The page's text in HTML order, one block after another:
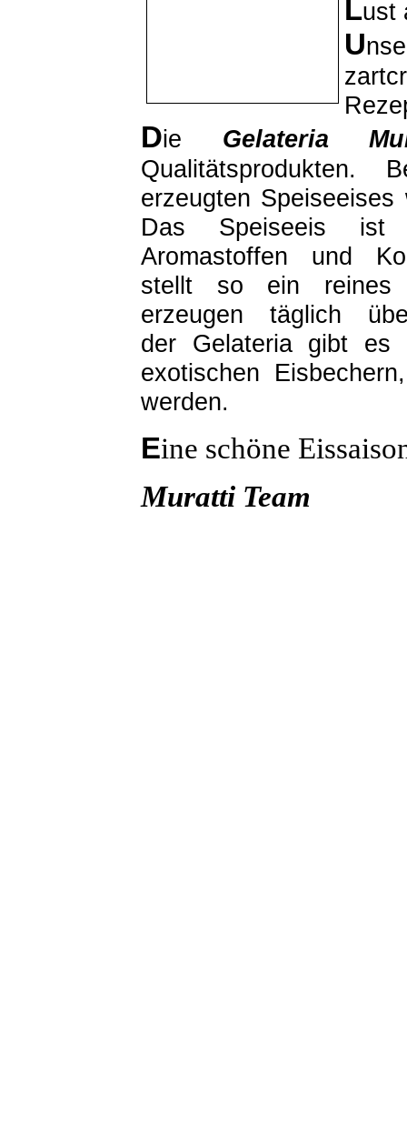
Lust
U
Die Gelateria
erzeugten
Das Speiseeis ist
Aromastoffen und
stellt so ein reines
erzeugen täglich
der Gelateria gibt es
exotischen
werden.
Eine schöne
Muratti Team